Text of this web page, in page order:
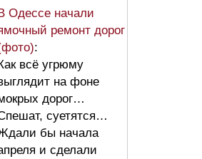
Одессе начали
ремонт дорог
:
всё угрюму
на фоне
дорог…
суетятся…
бы начала
и сделали